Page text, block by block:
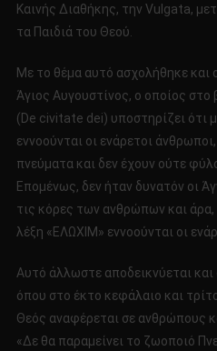
Καινής Διαθήκης, την Vulgata,
τα Παιδιά του Θεού.
Με το θέμα αυτό ασχολήθηκε
Άγιος Αυγουστίνος, ο οποίος στο
(De civitate dei) υποστηρίζει ότι
εννοούνται οι ενάρετοι
πνεύματα και δεν έχουν ούτε
Επομένως, δεν ήταν δυνατόν οι
τις κόρες των ανθρώπων και
λέξη «ΕΛΩΧΙΜ» εννοούνται οι
Αυτό άλ­λωστε αποδεικνύεται και
όπου στο έκτο κεφάλαιο και
Θεός αναφέρεται σε ανθρώπους
«Δε θα παραμείνει το ζωοποιό